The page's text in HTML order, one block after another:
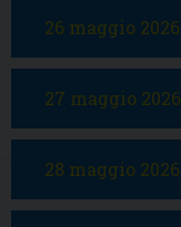
26 maggio 2026
27 maggio 2026
28 maggio 2026